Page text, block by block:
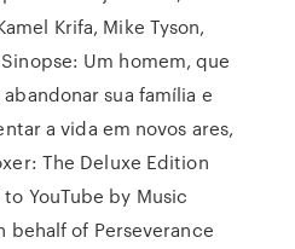
Krifa, Mike Tyson,
Um homem, que
sua família e
a vida em novos ares,
The Deluxe Edition
YouTube by Music
behalf of Perseverance